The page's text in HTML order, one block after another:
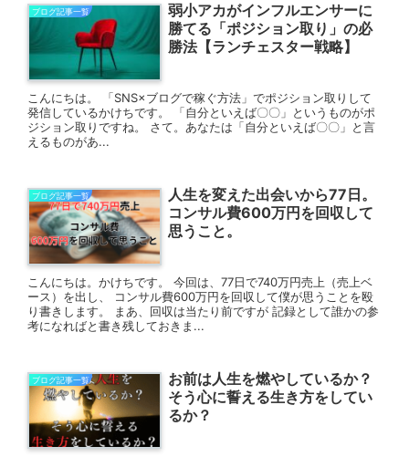
ブログ記事一覧
弱小アカがインフルエンサーに
勝てる「ポジション取り」の必
勝法【ランチェスター戦略】
こんにちは。 「SNS×ブログで稼ぐ方法」でポジション取りして
発信しているかけちです。 「自分といえば〇〇」というものがポ
ジション取りですね。 さて。あなたは「自分といえば〇〇」と言
えるものがあ...
ブログ記事一覧
人生を変えた出会いから77日。
コンサル費600万円を回収して
思うこと。
こんにちは。かけちです。 今回は、77日で740万円売上（売上ベ
ース）を出し、 コンサル費600万円を回収して僕が思うことを殴
り書きします。 まあ、回収は当たり前ですが 記録として誰かの参
考になればと書き残しておきま...
ブログ記事一覧
お前は人生を燃やしているか？
そう心に誓える生き方をしてい
るか？